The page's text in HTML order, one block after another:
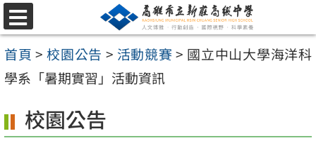
跳
至
主
要
容
選
單
首頁 > 校園公告 > 活動競賽 > 國立中山大學海洋科
學系「暑期實習」活動資訊
校園公告